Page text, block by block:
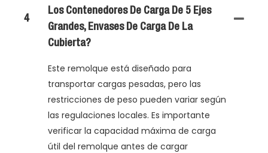
4
Los Contenedores De Carga De 5 Ejes
Grandes, Envases De Carga De La
Cubierta?
Este remolque está diseñado para
transportar cargas pesadas, pero las
restricciones de peso pueden variar según
las regulaciones locales. Es importante
verificar la capacidad máxima de carga
útil del remolque antes de cargar